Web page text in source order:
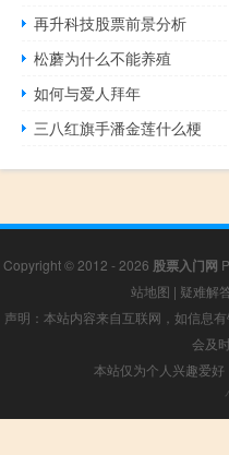
再升科技股票前景分析
松蘑为什么不能养殖
如何与爱人拜年
三八红旗手潘金莲什么梗
Copyright © 2012 - 2026 股票入门网
站地图 | 疑难解
声明：本站内容来自互联网，如信息
会及
本站仅为个人兴趣爱